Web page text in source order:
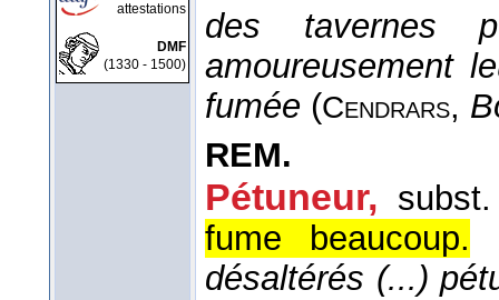
attestations
DMF
(1330 - 1500)
des tavernes
amoureusement
fumée (Cendrars,
REM.
Pétuneur,
fume beaucoup.
désaltérés (...)